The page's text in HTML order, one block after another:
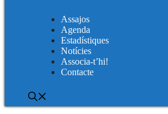
Assajos
Agenda
Estadístiques
Notícies
Associa-t’hi!
Contacte
Next Event
No upcoming events
Loading Map....